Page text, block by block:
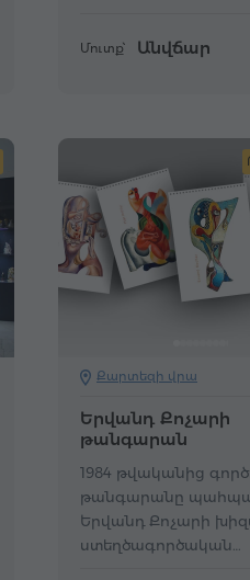
Մուտք՝ Անվճար
Քարտեզի վրա
Երվանդ Քոչարի
թանգարան
1984 թվականից
թանգարանը
Երվանդ Քոչարի
ստեղծագործական